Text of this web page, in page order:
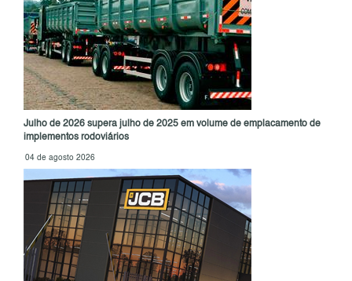
Julho de 2026 supera julho de 2025 em volume de emplacamento de
implementos rodoviários
04 de agosto 2026